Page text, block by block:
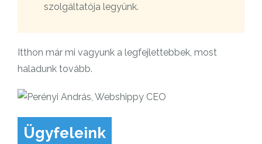
szolgáltatója legyünk.
Itthon már mi vagyunk a legfejlettebbek, most
haladunk tovább.
Ügyfeleink